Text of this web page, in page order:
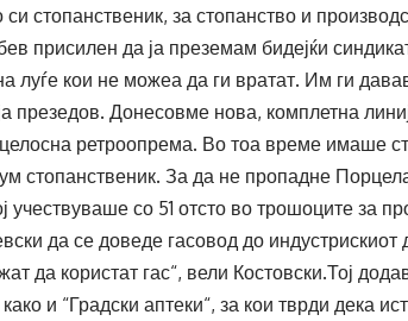
стопанственик, за стопанство и
присилен да ја преземам бидејќи
кои не можеа да ги вратат. Им ги
презедов. Донесовме нова, комплетна
ретроопрема. Во тоа време имаше
стопанственик. За да не пропадне
учествуваше со 51 отсто во трошоците за
да се доведе гасовод до индустрискиот
да користат гас“, вели Костовски.Тој
и “Градски аптеки“, за кои тврди дека